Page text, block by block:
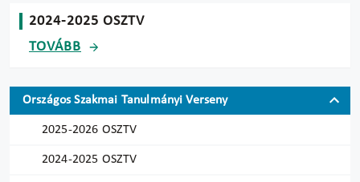
Országos Szakmai Tanulmányi Verseny
2025-2026 OSZTV
2024-2025 OSZTV
2024-2025 OSZTV
TOVÁBB